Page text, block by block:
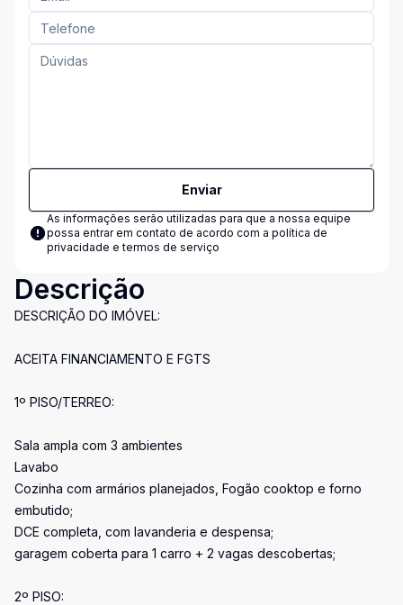
Enviar
As informações serão utilizadas para que a nossa equipe
possa entrar em contato de acordo com a política de
privacidade e termos de serviço
Descrição
DESCRIÇÃO DO IMÓVEL:
ACEITA FINANCIAMENTO E FGTS
1º PISO/TERREO:
Sala ampla com 3 ambientes
Lavabo
Cozinha com armários planejados, Fogão cooktop e forno
embutido;
DCE completa, com lavanderia e despensa;
garagem coberta para 1 carro + 2 vagas descobertas;
2º PISO: